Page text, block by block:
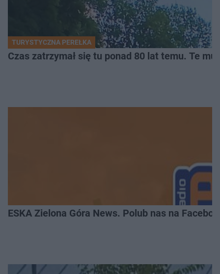
TURYSTYCZNA PEREŁKA
Czas zatrzymał się tu ponad 80 lat temu. Te
ESKA Zielona Góra News. Polub nas na